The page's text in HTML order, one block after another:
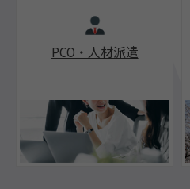
PCO・人材派遣